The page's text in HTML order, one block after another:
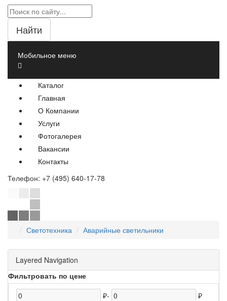
Найти
Мобильное меню
Каталог
Главная
О Компании
Услуги
Фотогалерея
Вакансии
Контакты
Телефон: +7 (495) 640-17-78
Светотехника Аварийные светильники
Layered Navigation
Фильтровать по цене
₽- ₽